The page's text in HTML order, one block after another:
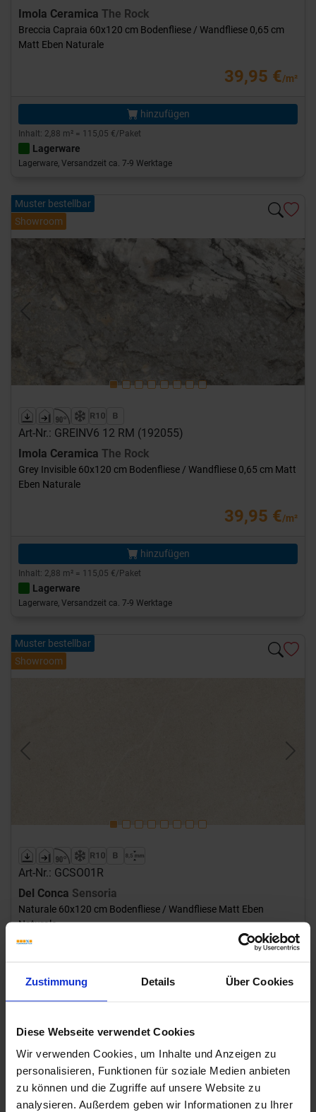
Zustimmung Details Über Cookies
Diese Webseite verwendet Cookies
Wir verwenden Cookies, um Inhalte und Anzeigen zu
personalisieren, Funktionen für soziale Medien anbieten
zu können und die Zugriffe auf unsere Website zu
analysieren. Außerdem geben wir Informationen zu Ihrer
Imola Ceramica The Rock
Breccia Capraia 60x120 cm Bodenfliese / Wandfliese 0,65 cm
Matt Eben Naturale
39,95 €/m²
hinzufügen
Inhalt: 2,88 m² = 115,05 €/Paket
Lagerware
Lagerware, Versandzeit ca. 7-9 Werktage
Muster bestellbar
Showroom
Art-Nr.: GREINV6 12 RM (192055)
Imola Ceramica The Rock
Grey Invisible 60x120 cm Bodenfliese / Wandfliese 0,65 cm Matt
Eben Naturale
39,95 €/m²
hinzufügen
Inhalt: 2,88 m² = 115,05 €/Paket
Lagerware
Lagerware, Versandzeit ca. 7-9 Werktage
Muster bestellbar
Showroom
Previous Next
Art-Nr.: GCSO01R
Del Conca Sensoria
Naturale 60x120 cm Bodenfliese / Wandfliese Matt Eben
Naturale
33,95 €
ab 46.08 m² 29,95 €/m²
Inhalt: 1,44 m² = 48,89 €/Paket
Lagerware
Lagerware, Versandzeit ca. 7-9 Werktage